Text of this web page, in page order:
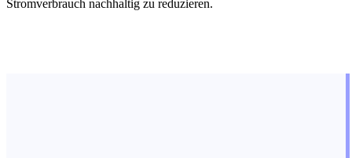
Stromverbrauch nachhaltig zu reduzieren.